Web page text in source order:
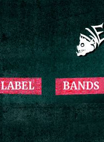
LABEL BANDS